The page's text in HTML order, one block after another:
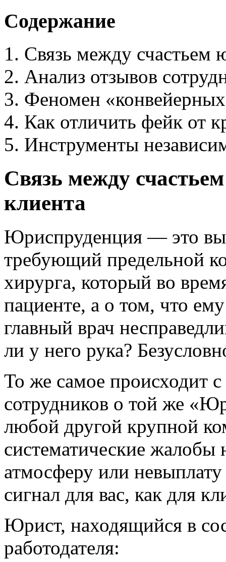
Содержание
Связь между счастьем
Анализ отзывов
Феномен
Как отличить фейк от
Инструменты
Связь между
клиента
Юриспруденция — это
требующий предельной
хирурга, который во
пациенте, а о том, что
главный врач
ли у него рука?
То же самое происходит
сотрудников о той же
любой другой крупной
систематические жалобы
атмосферу или
сигнал для вас, как для
Юрист, находящийся в
работодателя: